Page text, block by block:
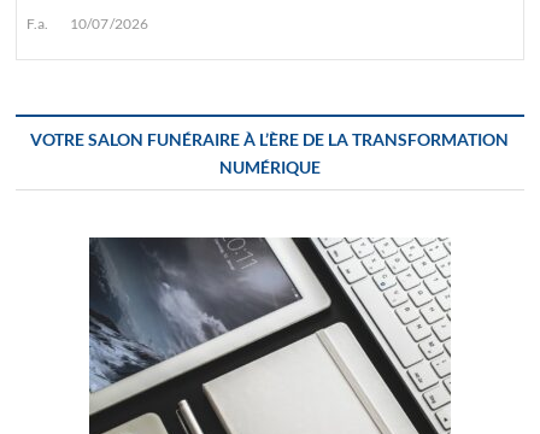
F.a. 10/07/2026
VOTRE SALON FUNÉRAIRE À L’ÈRE DE LA TRANSFORMATION
NUMÉRIQUE